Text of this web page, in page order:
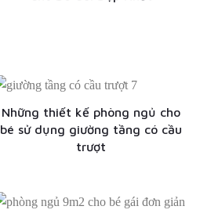
Những thiết kế phòng ngủ cho
bé sử dụng giường tầng có cầu
trượt